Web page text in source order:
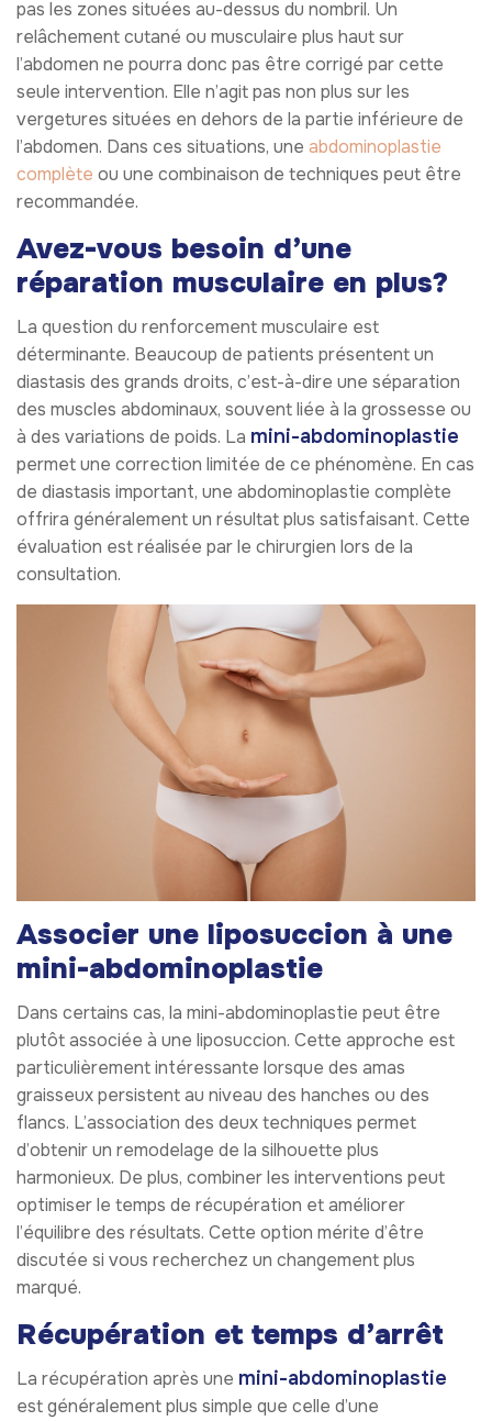
pas les zones situées au-dessus du nombril. Un
relâchement cutané ou musculaire plus haut sur
l’abdomen ne pourra donc pas être corrigé par cette
seule intervention. Elle n’agit pas non plus sur les
vergetures situées en dehors de la partie inférieure de
l’abdomen. Dans ces situations, une abdominoplastie
complète ou une combinaison de techniques peut être
recommandée.
Avez-vous besoin d’une
réparation musculaire en plus?
La question du renforcement musculaire est
déterminante. Beaucoup de patients présentent un
diastasis des grands droits, c’est-à-dire une séparation
des muscles abdominaux, souvent liée à la grossesse ou
à des variations de poids. La mini-abdominoplastie
permet une correction limitée de ce phénomène. En cas
de diastasis important, une abdominoplastie complète
offrira généralement un résultat plus satisfaisant. Cette
évaluation est réalisée par le chirurgien lors de la
consultation.
Associer une liposuccion à une
mini-abdominoplastie
Dans certains cas, la mini-abdominoplastie peut être
plutôt associée à une liposuccion. Cette approche est
particulièrement intéressante lorsque des amas
graisseux persistent au niveau des hanches ou des
flancs. L’association des deux techniques permet
d’obtenir un remodelage de la silhouette plus
harmonieux. De plus, combiner les interventions peut
optimiser le temps de récupération et améliorer
l’équilibre des résultats. Cette option mérite d’être
discutée si vous recherchez un changement plus
marqué.
Récupération et temps d’arrêt
La récupération après une mini-abdominoplastie
est généralement plus simple que celle d’une